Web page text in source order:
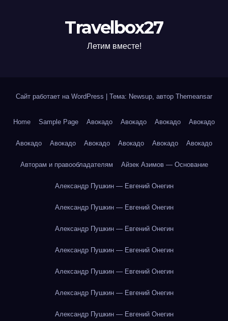
Travelbox27
Летим вместе!
Сайт работает на WordPress Тема: Newsup, автор Themeansar
Home Sample Page Авокадо Авокадо Авокадо Авокадо
Авокадо Авокадо Авокадо Авокадо Авокадо Авокадо
Авторам и правообладателям Айзек Азимов — Основание
Александр Пушкин — Евгений Онегин
Александр Пушкин — Евгений Онегин
Александр Пушкин — Евгений Онегин
Александр Пушкин — Евгений Онегин
Александр Пушкин — Евгений Онегин
Александр Пушкин — Евгений Онегин
Александр Пушкин — Евгений Онегин